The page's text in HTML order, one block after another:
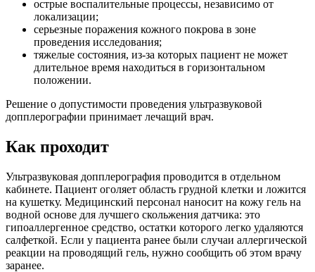
острые воспалительные процессы, независимо от
локализации;
серьезные поражения кожного покрова в зоне
проведения исследования;
тяжелые состояния, из-за которых пациент не может
длительное время находиться в горизонтальном
положении.
Решение о допустимости проведения ультразвуковой
допплерографии принимает лечащий врач.
Как проходит
Ультразвуковая допплерография проводится в отдельном
кабинете. Пациент оголяет область грудной клетки и ложится
на кушетку. Медицинский персонал наносит на кожу гель на
водной основе для лучшего скольжения датчика: это
гипоаллергенное средство, остатки которого легко удаляются
салфеткой. Если у пациента ранее были случаи аллергической
реакции на проводящий гель, нужно сообщить об этом врачу
заранее.